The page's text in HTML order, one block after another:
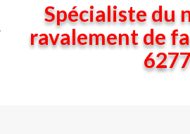
Spécialiste du
ravalement de